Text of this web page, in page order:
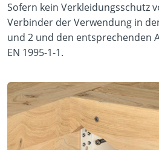
Sofern kein Verkleidungsschutz
Verbinder der Verwendung in
und 2 und den entsprechenden
EN 1995-1-1.